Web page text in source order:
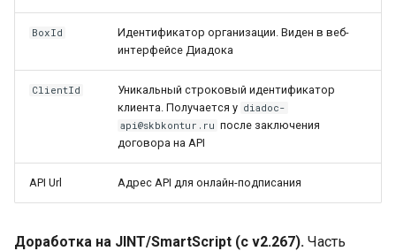
BoxId
Идентификатор организации. Виден в веб-
интерфейсе Диадока
ClientId
Уникальный строковый идентификатор
клиента. Получается у diadoc-
api@skbkontur.ru после заключения
договора на API
API Url Адрес API для онлайн-подписания
Доработка на JINT/SmartScript (с v2.267). Часть